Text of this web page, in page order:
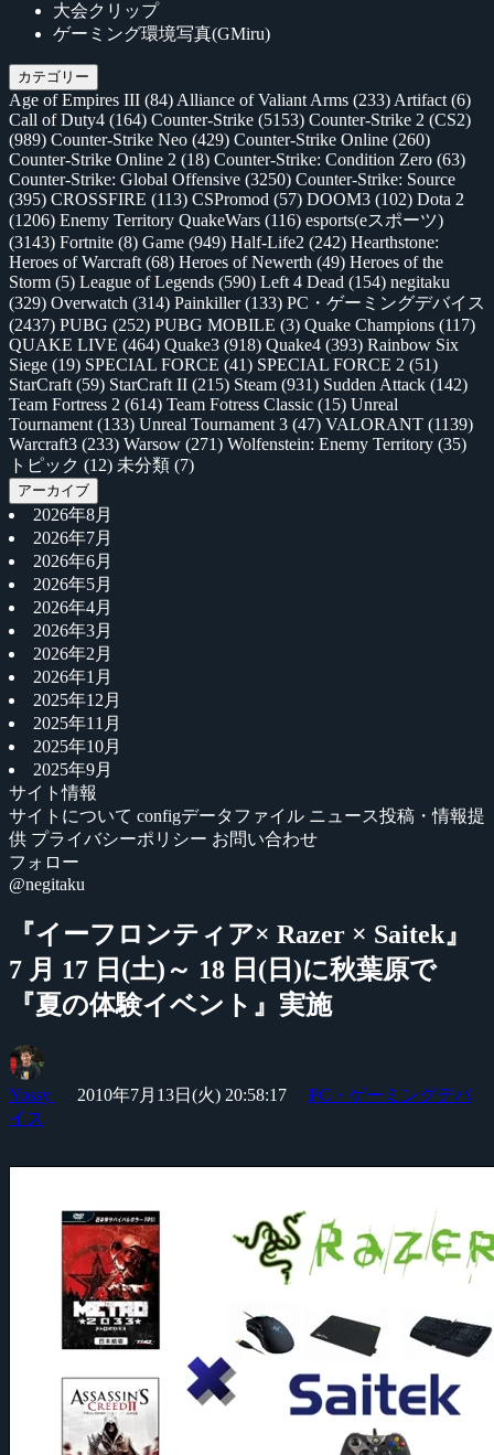
大会クリップ
ゲーミング環境写真(GMiru)
カテゴリー
Age of Empires III (84) Alliance of Valiant Arms (233) Artifact (6)
Call of Duty4 (164) Counter-Strike (5153) Counter-Strike 2 (CS2)
(989) Counter-Strike Neo (429) Counter-Strike Online (260)
Counter-Strike Online 2 (18) Counter-Strike: Condition Zero (63)
Counter-Strike: Global Offensive (3250) Counter-Strike: Source
(395) CROSSFIRE (113) CSPromod (57) DOOM3 (102) Dota 2
(1206) Enemy Territory QuakeWars (116) esports(eスポーツ)
(3143) Fortnite (8) Game (949) Half-Life2 (242) Hearthstone:
Heroes of Warcraft (68) Heroes of Newerth (49) Heroes of the
Storm (5) League of Legends (590) Left 4 Dead (154) negitaku
(329) Overwatch (314) Painkiller(133) PC・ゲーミングデバイス
(2437) PUBG (252) PUBG MOBILE (3) Quake Champions (117)
QUAKE LIVE (464) Quake3 (918) Quake4 (393) Rainbow Six
Siege (19) SPECIAL FORCE (41) SPECIAL FORCE 2 (51)
StarCraft (59) StarCraft II (215) Steam (931) Sudden Attack (142)
Team Fortress 2 (614) Team Fotress Classic (15) Unreal
Tournament (133) Unreal Tournament 3 (47) VALORANT (1139)
Warcraft3 (233) Warsow (271) Wolfenstein: Enemy Territory (35)
トピック (12) 未分類 (7)
アーカイブ
2026年8月
2026年7月
2026年6月
2026年5月
2026年4月
2026年3月
2026年2月
2026年1月
2025年12月
2025年11月
2025年10月
2025年9月
サイト情報
サイトについて configデータファイル ニュース投稿・情報提
供 プライバシーポリシー お問い合わせ
フォロー
@negitaku
『イーフロンティア× Razer × Saitek』
7 月 17 日(土)～ 18 日(日)に秋葉原で
『夏の体験イベント』実施
Yossy 2010年7月13日(火) 20:58:17
PC・ゲーミングデバ
イス